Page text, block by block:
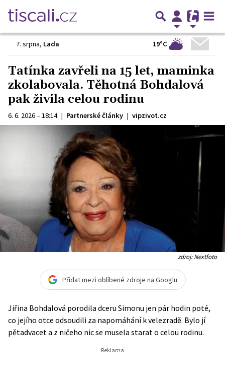
7. srpna, Lada 19°C
Tatínka zavřeli na 15 let, maminka
zkolabovala. Těhotná Bohdalová
pak živila celou rodinu
6. 6. 2026 – 18:14 | Partnerské články | vipzivot.cz
zdroj: Nextfoto
Přidat mezi oblíbené zdroje na Googlu
Jiřina Bohdalová porodila dceru Simonu jen pár hodin poté,
co jejího otce odsoudili za napomáhání k velezradě. Bylo jí
pětadvacet a z ničeho nic se musela starat o celou rodinu.